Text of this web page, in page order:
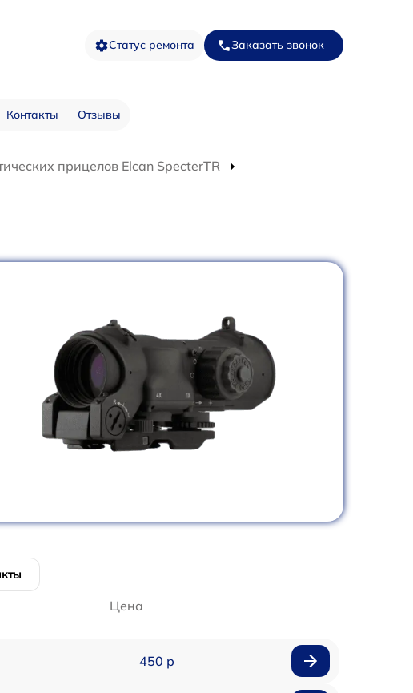
Статус ремонта Заказать звонок
Контакты Отзывы
прицелов Elcan SpecterTR
Цена
450 р